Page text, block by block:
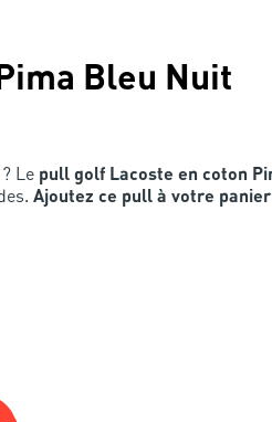
Bleu Nuit
Le pull golf Lacoste en coton
Ajoutez ce pull à votre panier